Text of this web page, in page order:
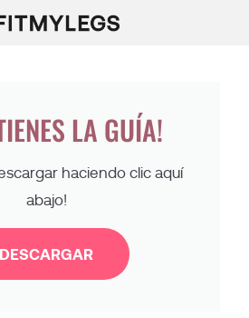
LA GUÍA!
haciendo clic aquí
abajo!
DESCARGAR